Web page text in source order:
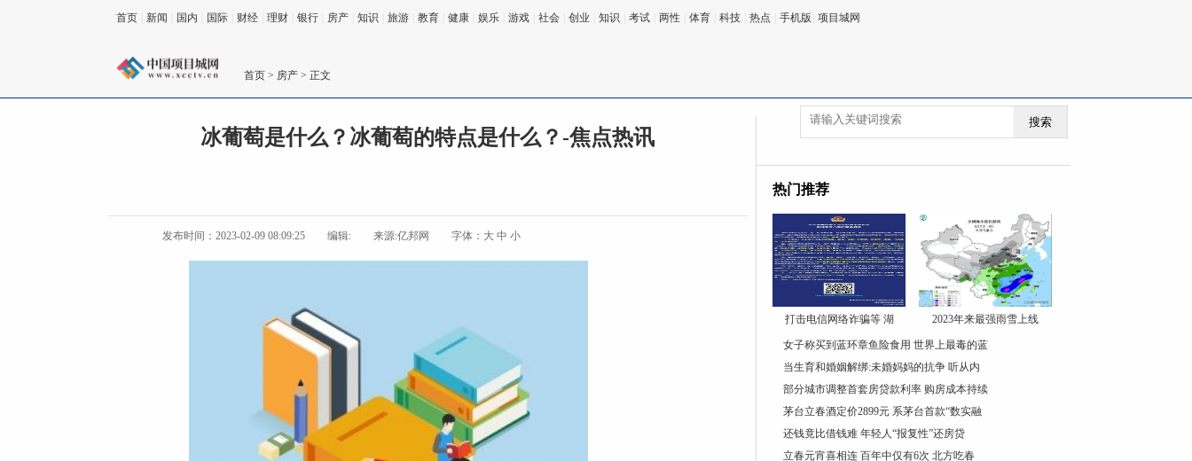
首页 新闻 国内 国际 财经 理财 银行 房产 知识 旅游 教育 健康 娱乐 游戏 社会 创业 知识 考试 两性 体育 科技 热点 手机版 项目城网
首页 > 房产 > 正文
搜索
冰葡萄是什么？冰葡萄的特点是什么？-焦点热讯
发布时间：2023-02-09 08:09:25 编辑: 来源:亿邦网 字体： 大 中 小
热门推荐
打击电信网络诈骗等 湖 2023年来最强雨雪上线
女子称买到蓝环章鱼险食用 世界上最毒的蓝
当生育和婚姻解绑:未婚妈妈的抗争 听从内
部分城市调整首套房贷款利率 购房成本持续
茅台立春酒定价2899元 系茅台首款“数实融
还钱竟比借钱难 年轻人“报复性”还房贷
立春元宵喜相连 百年中仅有6次 北方吃春